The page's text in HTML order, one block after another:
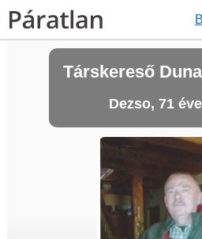
Társkereső
Dezso, 71